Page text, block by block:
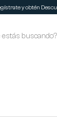
y obtén